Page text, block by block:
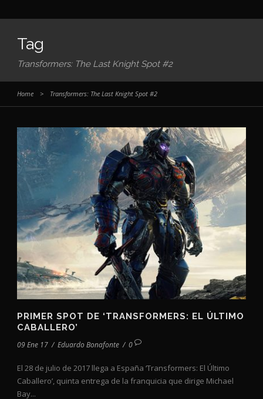
Tag
Transformers: The Last Knight Spot #2
Home > Transformers: The Last Knight Spot #2
PRIMER SPOT DE ‘TRANSFORMERS: EL ÚLTIMO
CABALLERO’
09 Ene 17 / Eduardo Bonafonte / 0
El 28 de julio de 2017 llega a España ‘Transformers: El Último
Caballero’, quinta entrega de la franquicia que dirige Michael
Bay...